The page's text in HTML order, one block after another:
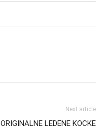
Next article
ORIGINALNE LEDENE KOCKE